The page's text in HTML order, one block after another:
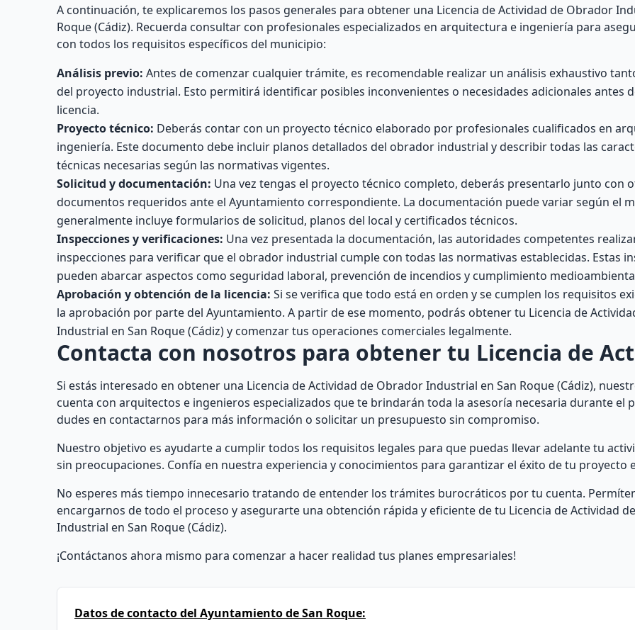
A continuación, te explicaremos los pasos generales para obtener una Licencia de Actividad de Obrador
Roque (Cádiz). Recuerda consultar con profesionales especializados en arquitectura e ingeniería para
con todos los requisitos específicos del municipio:
Análisis previo: Antes de comenzar cualquier trámite, es recomendable realizar un análisis exhaustivo
del proyecto industrial. Esto permitirá identificar posibles inconvenientes o necesidades adicionales antes
licencia.
Proyecto técnico: Deberás contar con un proyecto técnico elaborado por profesionales cualificados en
ingeniería. Este documento debe incluir planos detallados del obrador industrial y describir todas las
técnicas necesarias según las normativas vigentes.
Solicitud y documentación: Una vez tengas el proyecto técnico completo, deberás presentarlo junto con
documentos requeridos ante el Ayuntamiento correspondiente. La documentación puede variar según el
generalmente incluye formularios de solicitud, planos del local y certificados técnicos.
Inspecciones y verificaciones: Una vez presentada la documentación, las autoridades competentes
inspecciones para verificar que el obrador industrial cumple con todas las normativas establecidas. Estas
pueden abarcar aspectos como seguridad laboral, prevención de incendios y cumplimiento
Aprobación y obtención de la licencia: Si se verifica que todo está en orden y se cumplen los requisitos
la aprobación por parte del Ayuntamiento. A partir de ese momento, podrás obtener tu Licencia de
Industrial en San Roque (Cádiz) y comenzar tus operaciones comerciales legalmente.
Contacta con nosotros para obtener tu Licencia de
Si estás interesado en obtener una Licencia de Actividad de Obrador Industrial en San Roque (Cádiz),
cuenta con arquitectos e ingenieros especializados que te brindarán toda la asesoría necesaria durante el
dudes en contactarnos para más información o solicitar un presupuesto sin compromiso.
Nuestro objetivo es ayudarte a cumplir todos los requisitos legales para que puedas llevar adelante tu
sin preocupaciones. Confía en nuestra experiencia y conocimientos para garantizar el éxito de tu proyecto
No esperes más tiempo innecesario tratando de entender los trámites burocráticos por tu cuenta.
encargarnos de todo el proceso y asegurarte una obtención rápida y eficiente de tu Licencia de Actividad
Industrial en San Roque (Cádiz).
¡Contáctanos ahora mismo para comenzar a hacer realidad tus planes empresariales!
Datos de contacto del Ayuntamiento de San Roque: